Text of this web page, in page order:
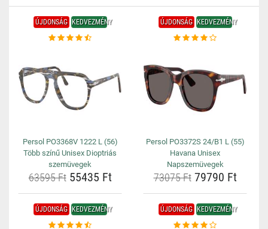
ÚJDONSÁG KEDVEZMÉNY
Persol PO3368V 1222 L (56)
Több színű Unisex Dioptriás
szemüvegek
63595 Ft55435 Ft
ÚJDONSÁG KEDVEZMÉNY
Persol PO3372S 24/B1 L (55)
Havana Unisex
Napszemüvegek
73075 Ft79790 Ft
ÚJDONSÁG KEDVEZMÉNY ÚJDONSÁG KEDVEZMÉNY